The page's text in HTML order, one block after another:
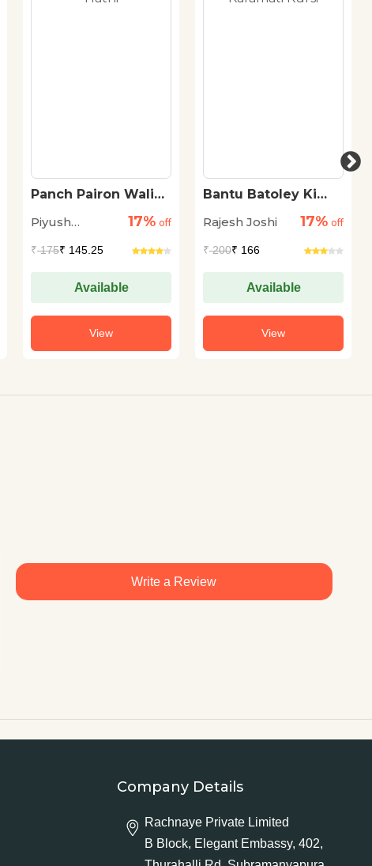
Panch Pairon Wali
Piyush
17% off
₹175₹ 145.25
Available
View
Bantu Batoley Ki
Rajesh Joshi
17% off
₹200₹ 166
Available
View
Write a Review
Company Details
Rachnaye Private Limited
B Block, Elegant Embassy, 402,